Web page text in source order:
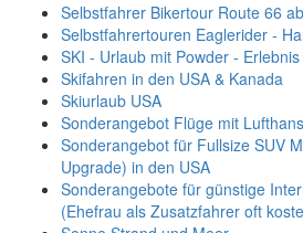
Selbstfahrer Bikertour Route 66
Selbstfahrertouren Eaglerider -
SKI - Urlaub mit Powder -
Skifahren in den USA & Kanada
Skiurlaub USA
Sonderangebot Flüge mit
Sonderangebot für Fullsize SUV
Upgrade) in den USA
Sonderangebote für günstige
(Ehefrau als Zusatzfahrer oft